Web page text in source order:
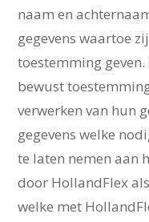
naam en
gegevens waartoe
toestemming
bewust
verwerken van hun
gegevens welke
te laten nemen aan
door HollandFlex
welke met